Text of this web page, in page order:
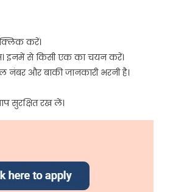
करें।
इनमें से किसी एक का चयन करें।
और बाकी जानकारी भरनी है।
सुरक्षित रख लें।